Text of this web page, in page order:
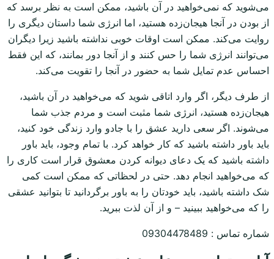
می‌شوید که نمی‌خواهید در آن باشید، ممکن است به نظر برسد که
از بودن در آنجا هیجان‌زده هستید، اما انرژی شما داستان دیگری را
روایت می‌کند. ممکن است اوقات خوبی نداشته باشید زیرا دیگران
می‌توانند انرژی شما را حس کنند و از آنجا دور بمانند، که این فقط
احساس عدم تمایل شما به حضور در آنجا را تقویت می‌کند.
از طرف دیگر، اگر وارد اتاقی شوید که می‌خواهید در آن باشید،
هیجان‌زده هستید، انرژی شما مثبت است و مردم جذب شما
می‌شوند. اگر سعی دارید عشق را با جادو وارد زندگی خود کنید،
باید باور داشته باشید که کار خواهد کرد. با تمام وجود، باید باور
داشته باشید که یک دعای دیوانه کردن معشوق قرار است کاری را
که می‌خواهید انجام دهد. حتی در لحظاتی که ممکن است کمی
شک داشته باشید، باید خودتان را به باور برگردانید تا بتوانید عشقی
را که می‌خواهید ببینید – و از آن لذت ببرید.
شماره تماس : 09304478489